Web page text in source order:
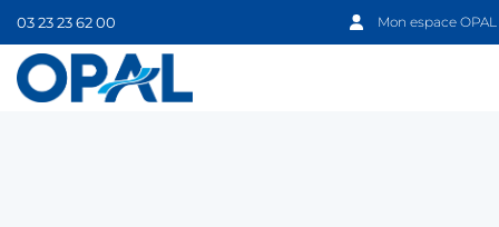
03 23 23 62 00 Mon espace OPAL